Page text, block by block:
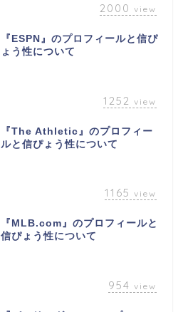
2000 view
『ESPN』のプロフィールと信ぴ
ょう性について
1252 view
『The Athletic』のプロフィー
ルと信ぴょう性について
1165 view
『MLB.com』のプロフィールと
信ぴょう性について
954 view